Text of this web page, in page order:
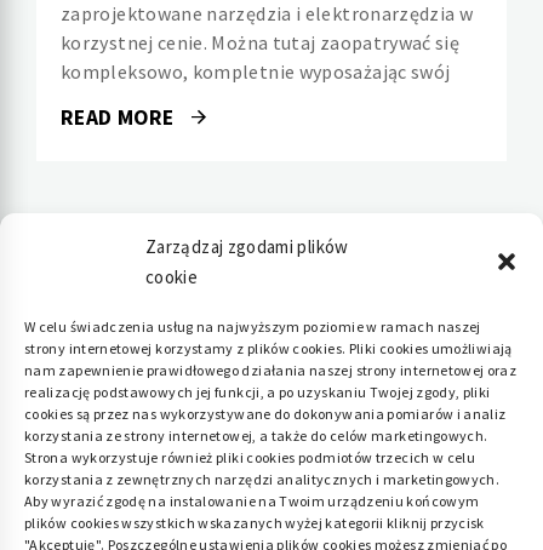
Zarządzaj zgodami plików
cookie
W celu świadczenia usług na najwyższym poziomie w ramach naszej
strony internetowej korzystamy z plików cookies. Pliki cookies umożliwiają
nam zapewnienie prawidłowego działania naszej strony internetowej oraz
realizację podstawowych jej funkcji, a po uzyskaniu Twojej zgody, pliki
cookies są przez nas wykorzystywane do dokonywania pomiarów i analiz
korzystania ze strony internetowej, a także do celów marketingowych.
Strona wykorzystuje również pliki cookies podmiotów trzecich w celu
korzystania z zewnętrznych narzędzi analitycznych i marketingowych.
Aby wyrazić zgodę na instalowanie na Twoim urządzeniu końcowym
plików cookies wszystkich wskazanych wyżej kategorii kliknij przycisk
"Akceptuję". Poszczególne ustawienia plików cookies możesz zmieniać po
zaprojektowane narzędzia i elektronarzędzia w
korzystnej cenie. Można tutaj zaopatrywać się
kompleksowo, kompletnie wyposażając swój
READ MORE
Polityka plików cookies (EU)|Polityka
prywatności